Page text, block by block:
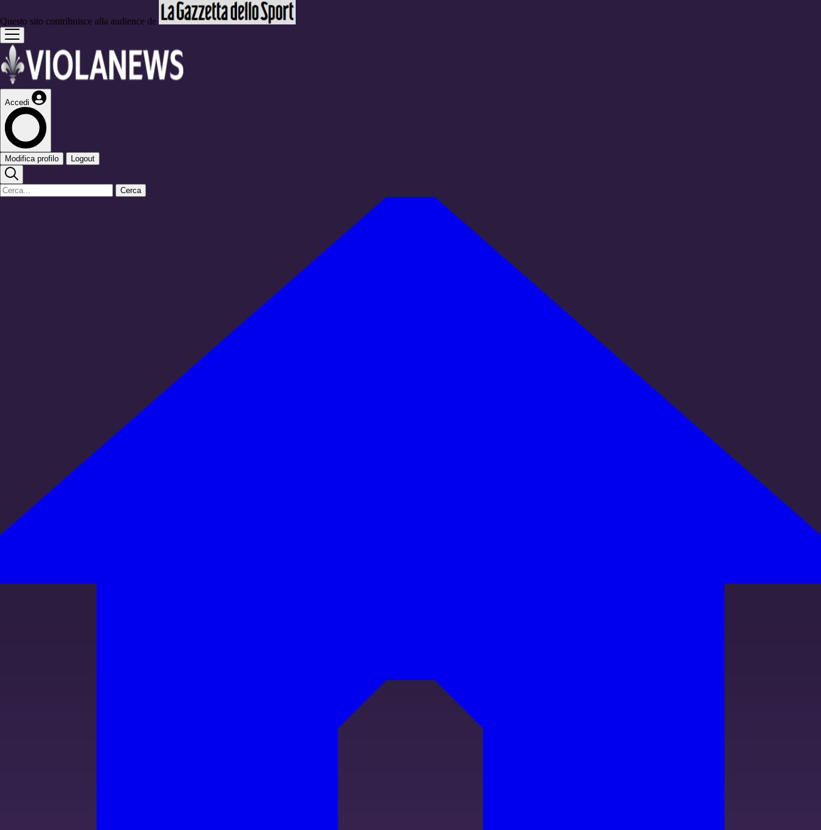
Questo sito contribuisce alla audience de
Accedi
Modifica profilo Logout
Cerca